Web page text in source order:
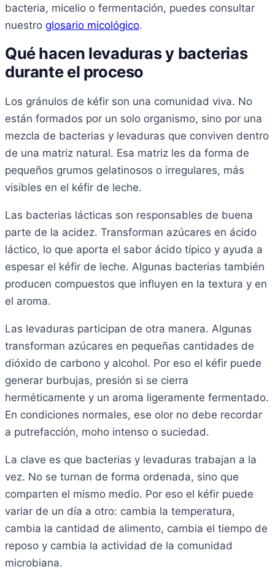
bacteria, micelio o fermentación, puedes consultar
nuestro glosario micológico.
Qué hacen levaduras y bacterias
durante el proceso
Los gránulos de kéfir son una comunidad viva. No
están formados por un solo organismo, sino por una
mezcla de bacterias y levaduras que conviven dentro
de una matriz natural. Esa matriz les da forma de
pequeños grumos gelatinosos o irregulares, más
visibles en el kéfir de leche.
Las bacterias lácticas son responsables de buena
parte de la acidez. Transforman azúcares en ácido
láctico, lo que aporta el sabor ácido típico y ayuda a
espesar el kéfir de leche. Algunas bacterias también
producen compuestos que influyen en la textura y en
el aroma.
Las levaduras participan de otra manera. Algunas
transforman azúcares en pequeñas cantidades de
dióxido de carbono y alcohol. Por eso el kéfir puede
generar burbujas, presión si se cierra
herméticamente y un aroma ligeramente fermentado.
En condiciones normales, ese olor no debe recordar
a putrefacción, moho intenso o suciedad.
La clave es que bacterias y levaduras trabajan a la
vez. No se turnan de forma ordenada, sino que
comparten el mismo medio. Por eso el kéfir puede
variar de un día a otro: cambia la temperatura,
cambia la cantidad de alimento, cambia el tiempo de
reposo y cambia la actividad de la comunidad
microbiana.